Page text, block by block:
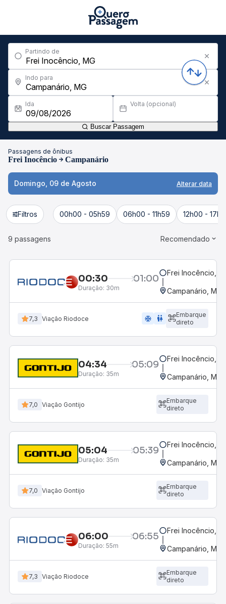
Partindo de
Indo para
Ida Volta (opcional)
Buscar Passagem
Passagens de ônibus
Frei Inocêncio Campanário
Domingo, 09 de Agosto Alterar data
Filtros 00h00 - 05h59 06h00 - 11h59 12h00 -
9 passagens Recomendado
00:30 01:00
Duração: 30m
Frei Inocêncio,
Campanário, MG
7,3 Viação Riodoce ac_unit wc
Embarque
direto
04:34 05:09
Duração: 35m
Frei Inocêncio,
Campanário, MG
7,0 Viação Gontijo
Embarque
direto
05:04 05:39
Duração: 35m
Frei Inocêncio,
Campanário, MG
7,0 Viação Gontijo
Embarque
direto
06:00 06:55
Duração: 55m
Frei Inocêncio,
Campanário, MG
7,3 Viação Riodoce
Embarque
direto